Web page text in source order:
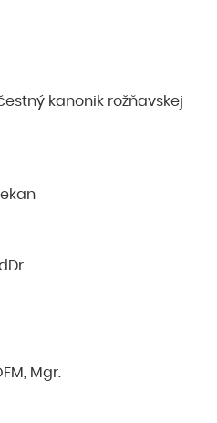
kanonik rožňavskej
Mgr.